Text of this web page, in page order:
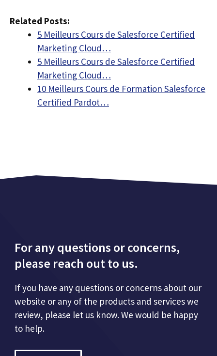
Related Posts:
5 Meilleurs Cours de Salesforce Certified
Marketing Cloud…
5 Meilleurs Cours de Salesforce Certified
Marketing Cloud…
10 Meilleurs Cours de Formation Salesforce
Certified Pardot…
For any questions or concerns,
please reach out to us.
If you have any questions or concerns about our
website or any of the products and services we
review, please let us know. We would be happy
to help.